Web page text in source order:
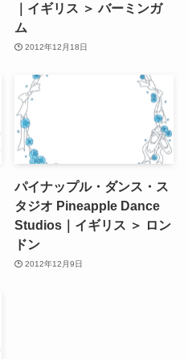
｜イギリス ＞ バーミンガ
ム
2012年12月18日
パイナップル・ダンス・ス
タジオ Pineapple Dance
Studios｜イギリス ＞ ロン
ドン
2012年12月9日